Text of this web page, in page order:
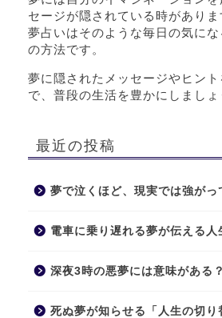
セージが隠されている時がありま
夢占いはそのような毎日の気に
の方法です。
夢に隠されたメッセージやヒント
で、普段の生活を豊かにしましょ
最近の投稿
夢で泣くほど、現実では強がっ
電車に乗り遅れる夢が伝える人
深夜3時の悪夢には意味がある？
死ぬ夢が知らせる「人生の切り